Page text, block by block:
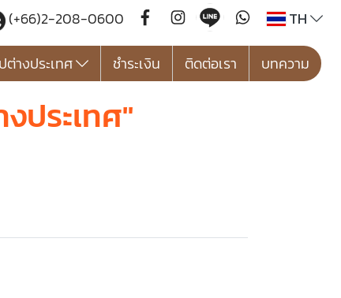
(+66)2-208-0600 TH
ต่างประเทศ ชำระเงิน ติดต่อเรา บทความ
ประเทศ"